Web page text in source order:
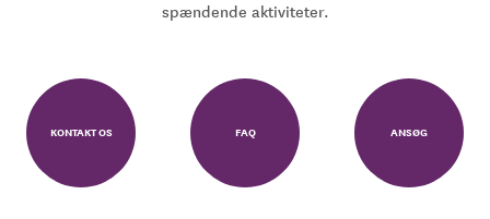
spændende aktiviteter.
KONTAKT OS FAQ ANSØG